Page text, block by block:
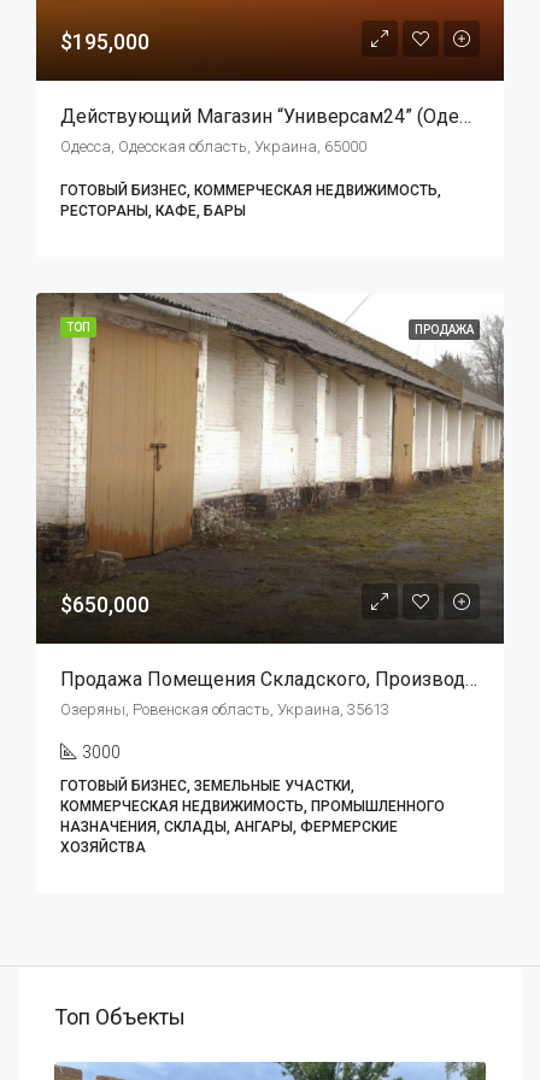
$195,000
Действующий Магазин “Универсам24” (Одесская Обл.) Трасса Одесса-Залив (Барабой)
Одесса, Одесская область, Украина, 65000
ГОТОВЫЙ БИЗНЕС, КОММЕРЧЕСКАЯ НЕДВИЖИМОСТЬ,
РЕСТОРАНЫ, КАФЕ, БАРЫ
ТОП ПРОДАЖА
$650,000
Продажа Помещения Складского, Производственного Типа.
Озеряны, Ровенская область, Украина, 35613
3000
ГОТОВЫЙ БИЗНЕС, ЗЕМЕЛЬНЫЕ УЧАСТКИ,
КОММЕРЧЕСКАЯ НЕДВИЖИМОСТЬ, ПРОМЫШЛЕННОГО
НАЗНАЧЕНИЯ, СКЛАДЫ, АНГАРЫ, ФЕРМЕРСКИЕ
ХОЗЯЙСТВА
Топ Объекты